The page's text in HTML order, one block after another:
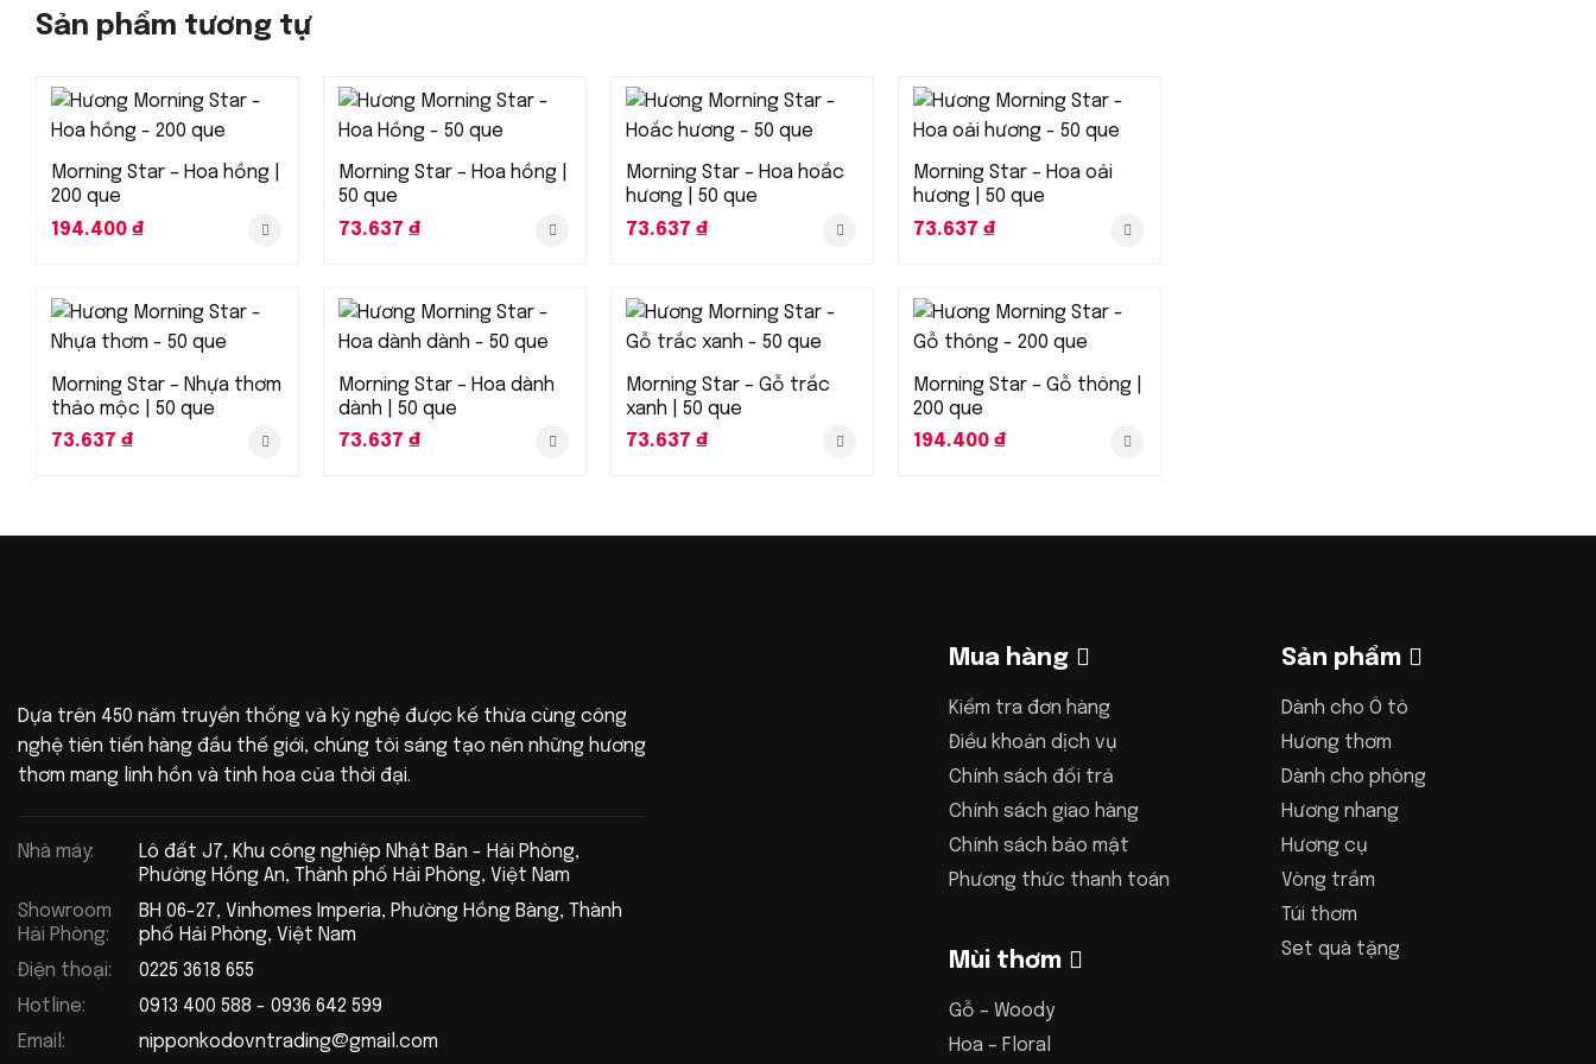
Sản phẩm tương tự
Morning Star – Hoa hồng |
200 que
194.400 ₫
Morning Star – Hoa hồng |
50 que
73.637 ₫
Morning Star – Hoa hoắc
hương | 50 que
73.637 ₫
Morning Star – Hoa oải
hương | 50 que
73.637 ₫
Morning Star – Nhựa thơm
thảo mộc | 50 que
73.637 ₫
Morning Star – Hoa dành
dành | 50 que
73.637 ₫
Morning Star – Gỗ trắc
xanh | 50 que
73.637 ₫
Morning Star – Gỗ thông |
200 que
194.400 ₫
Dựa trên 450 năm truyền thống và kỹ nghệ được kế thừa cùng công
nghệ tiên tiến hàng đầu thế giới, chúng tôi sáng tạo nên những hương
thơm mang linh hồn và tinh hoa của thời đại.
Nhà máy:
Lô đất J7, Khu công nghiệp Nhật Bản - Hải Phòng,
Phường Hồng An, Thành phố Hải Phòng, Việt Nam
Showroom
Hải Phòng:
BH 06-27, Vinhomes Imperia, Phường Hồng Bàng, Thành
phố Hải Phòng, Việt Nam
Điện thoại:
0225 3618 655
Hotline:
0913 400 588 - 0936 642 599
Email:
nipponkodovntrading@gmail.com
Mua hàng
Kiểm tra đơn hàng
Điều khoản dịch vụ
Chính sách đổi trả
Chính sách giao hàng
Chính sách bảo mật
Phương thức thanh toán
Mùi thơm
Gỗ – Woody
Hoa – Floral
Sản phẩm
Dành cho Ô tô
Hương thơm
Dành cho phòng
Hương nhang
Hương cụ
Vòng trầm
Túi thơm
Set quà tặng